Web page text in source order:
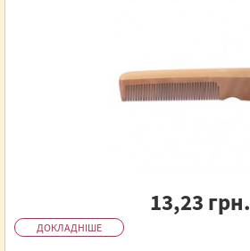
13,23 грн.
ДОКЛАДНІШЕ